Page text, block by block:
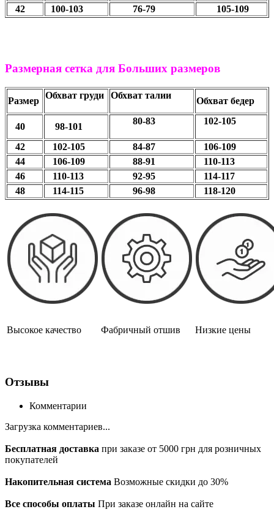
42
100-103 76-79 105-109
Размерная сетка для Больших размеров
Размер
Обхват груди Обхват талии
Обхват бедер
40 98-101
80-83 102-105
42 102-105 84-87
106-109
44
106-109 88-91
110-113
46
110-113 92-95
114-117
48
114-115 96-98 118-120
Высокое качество Фабричный отшив Низкие цены
Отзывы
Комментарии
Загрузка комментариев...
Бесплатная доставка при заказе от 5000 грн для розничных
покупателей
Накопительная система Возможные скидки до 30%
Все способы оплаты При заказе онлайн на сайте